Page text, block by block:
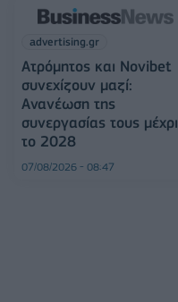
advertising.gr
Ατρόμητος και Novibet
συνεχίζουν μαζί:
Ανανέωση της
συνεργασίας τους μέχρι
το 2028
07/08/2026 - 08:47